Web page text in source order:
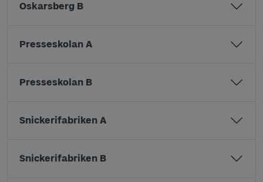
Oskarsberg B
Presseskolan A
Presseskolan B
Snickerifabriken A
Snickerifabriken B